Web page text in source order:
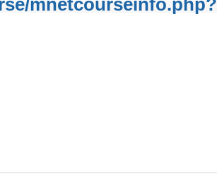
mnetcourseinfo.php?